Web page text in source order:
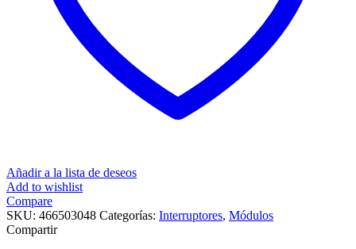
Añadir a la lista de deseos
Add to wishlist
Compare
SKU: 466503048 Categorías: Interruptores, Módulos
Compartir